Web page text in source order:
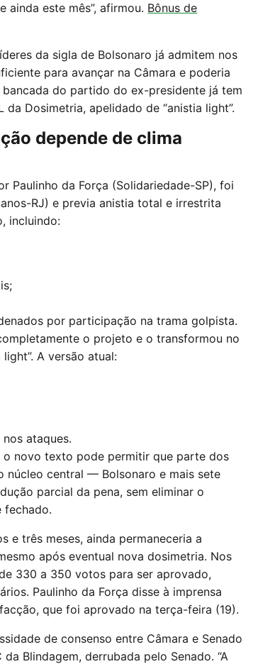
este mês”, afirmou. Bônus de
da sigla de Bolsonaro já admitem nos
para avançar na Câmara e poderia
do partido do ex-presidente já tem
Dosimetria, apelidado de “anistia light”.
depende de clima
Paulinho da Força (Solidariedade-SP), foi
RJ) e previa anistia total e irrestrita
incluindo:
por participação na trama golpista.
o projeto e o transformou no
A versão atual:
ataques.
o novo texto pode permitir que parte dos
núcleo central — Bolsonaro e mais sete
parcial da pena, sem eliminar o
fechado.
e três meses, ainda permaneceria a
após eventual nova dosimetria. Nos
330 a 350 votos para ser aprovado,
Paulinho da Força disse à imprensa
que foi aprovado na terça-feira (19).
de consenso entre Câmara e Senado
Blindagem, derrubada pelo Senado. “A